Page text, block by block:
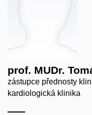
prof. MUDr.
zástupce přednosty
kardiologická klinika